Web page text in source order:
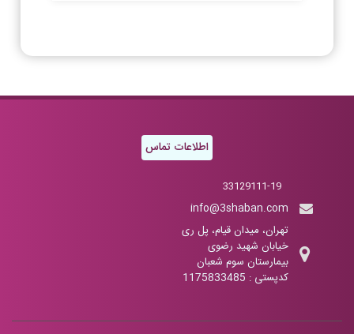
اطلاعات تماس
33129111-19
info@3shaban.com
تهران، میدان قیام، پل ری
خیابان شهید رضوی
بیمارستان سوم شعبان
کدپستی : 1175833485